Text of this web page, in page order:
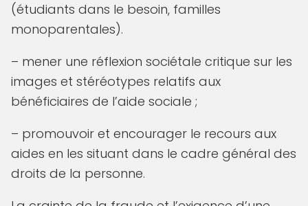
(étudiants dans le besoin, familles
monoparentales).
– mener une réflexion sociétale critique sur les
images et stéréotypes relatifs aux
bénéficiaires de l’aide sociale ;
– promouvoir et encourager le recours aux
aides en les situant dans le cadre général des
droits de la personne.